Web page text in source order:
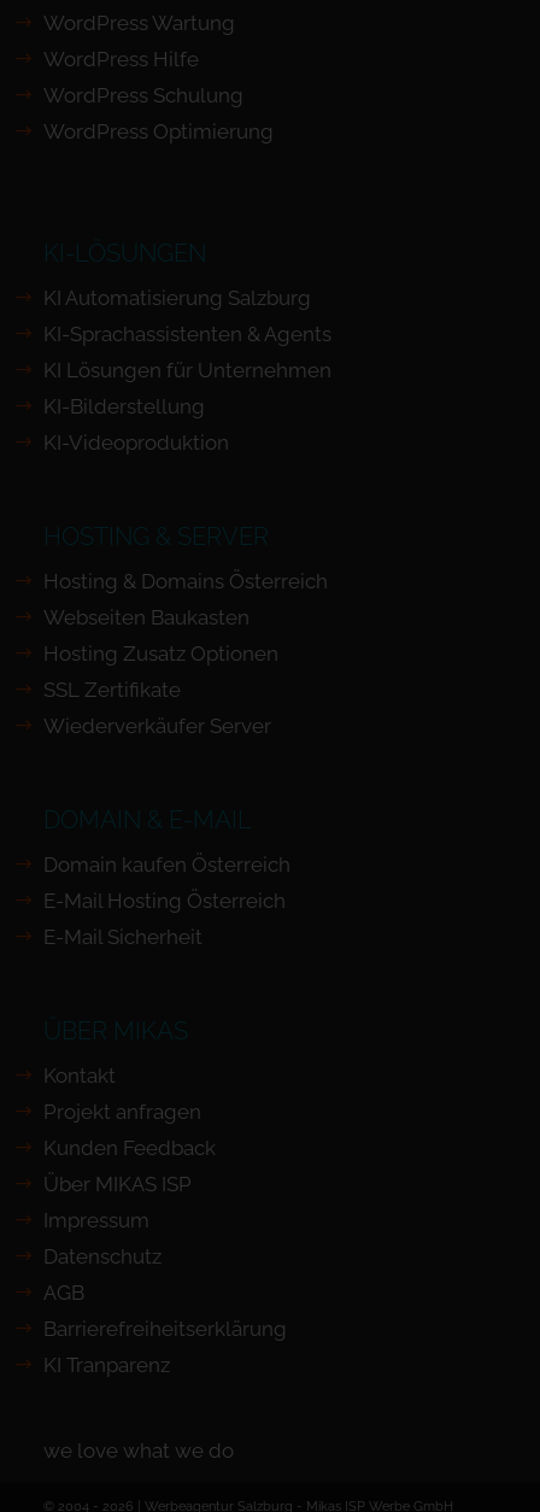
WordPress Wartung
WordPress Hilfe
WordPress Schulung
WordPress Optimierung
KI-LÖSUNGEN
KI Automatisierung Salzburg
KI-Sprachassistenten & Agents
KI Lösungen für Unternehmen
KI-Bilderstellung
KI-Videoproduktion
HOSTING & SERVER
Hosting & Domains Österreich
Webseiten Baukasten
Hosting Zusatz Optionen
SSL Zertifikate
Wiederverkäufer Server
DOMAIN & E-MAIL
Domain kaufen Österreich
E-Mail Hosting Österreich
E-Mail Sicherheit
ÜBER MIKAS
Kontakt
Projekt anfragen
Kunden Feedback
Über MIKAS ISP
Impressum
Datenschutz
AGB
Barrierefreiheits­erklärung
KI Tranparenz
we love what we do
© 2004 - 2026 | Werbeagentur Salzburg - Mikas ISP Werbe GmbH